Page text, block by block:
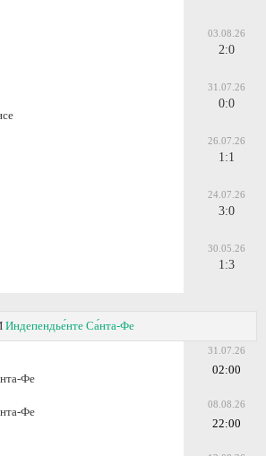
03.08.26
2:0
31.07.26
0:0
26.07.26
1:1
24.07.26
3:0
30.05.26
1:3
Индепендье́нте Са́нта-Фе
Фе
31.07.26
02:00
Фе
08.08.26
22:00